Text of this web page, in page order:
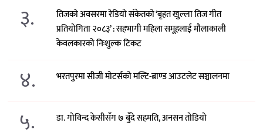
३.
तिजको अवसरमा रेडियो संकेतको ‘बृहत खुल्ला तिज गीत
प्रतियोगिता २०८३’ : सहभागी महिला समूहलाई मौलाकाली
केवलकारको निःशुल्क टिकट
४. भरतपुरमा सीजी मोटर्सको मल्टि-ब्राण्ड आउटलेट सञ्चालनमा
५. डा. गोविन्द केसीसँग ७ बुँदे सहमति, अनसन तोडियो